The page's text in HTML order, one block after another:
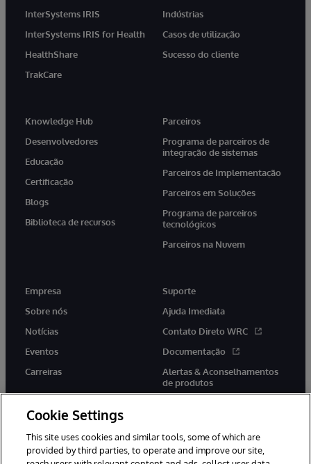
InterSystems IRIS
InterSystems IRIS for Health
HealthShare
TrakCare
Indústrias
Casos de utilização
Sucesso do cliente
Knowledge Hub
Desenvolvedores
Educação
Certificação
Blogs
Biblioteca de recursos
Parceiros
Programa de parceiros de
integração de sistemas
Parceiros de Implementação
Parceiros em Soluções
Programa de parceiros
tecnológicos
Parceiros na Nuvem
Empresa
Sobre nós
Notícias
Eventos
Carreiras
Suporte
Ajuda Imediata
Contato Direto WRC
Documentação
Alertas & Aconselhamentos
de produtos
twitter youtubefacebooklinkedin
Cookie Settings
This site uses cookies and similar tools, some of which are
provided by third parties, to operate and improve our site,